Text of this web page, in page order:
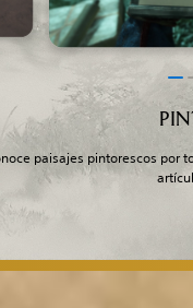
paisajes pintorescos por